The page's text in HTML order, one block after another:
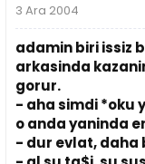
3 Ara 2004
adamin biri issiz
arkasinda
gorur.
- aha simdi *oku
o anda yaninda
- dur evlat, daha